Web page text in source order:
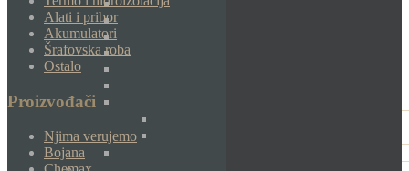
Alati i pribor
Akumulatori
Šrafovska roba
Ostalo
Proizvođači
Njima verujemo
Bojana